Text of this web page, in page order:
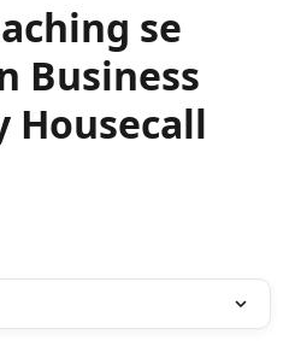
se
Business
Housecall